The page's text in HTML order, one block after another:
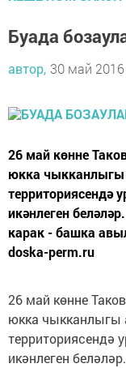
Буада
автор, 30 май 2016
26 май көнне
юкка чыкканлыгы
территориясендә
икәнлеген
карак - башка
doska-perm.ru
26 май көнне
юкка чыкканлыгы
территориясендә
икәнлеген